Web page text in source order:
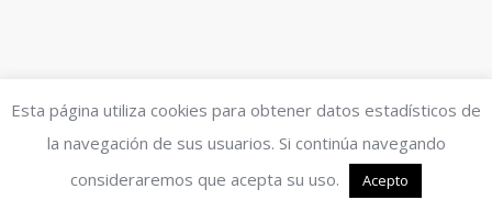
Esta página utiliza cookies para obtener datos estadísticos de
la navegación de sus usuarios. Si continúa navegando
consideraremos que acepta su uso.
Acepto